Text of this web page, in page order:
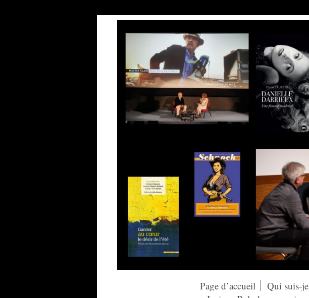
Page d’accueil Qui suis-